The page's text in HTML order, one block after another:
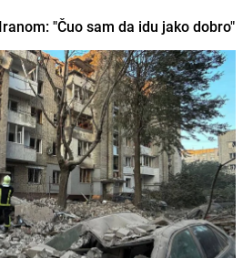
"Čuo sam da idu jako dobro"